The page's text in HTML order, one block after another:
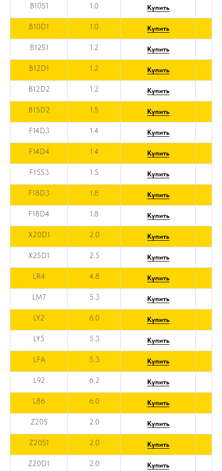
B10S1 1.0 Купить
B10D1 1.0 Купить
B12S1 1.2 Купить
B12D1 1.2 Купить
B12D2 1.2 Купить
B15D2 1.5 Купить
F14D3 1.4 Купить
F14D4 1.4 Купить
F15S3 1.5 Купить
F18D3 1.8 Купить
F18D4 1.8 Купить
X20D1 2.0 Купить
X25D1 2.5 Купить
LR4 4.8 Купить
LM7 5.3 Купить
LY2 6.0 Купить
LY5 5.3 Купить
LFA 5.3 Купить
L92 6.2 Купить
L86 6.0 Купить
Z20S 2.0 Купить
Z20S1 2.0 Купить
Z20D1 2.0 Купить